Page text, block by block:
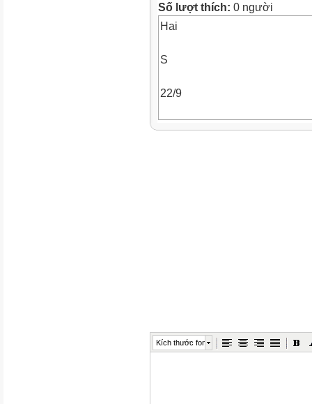
Số lượt thích: 0 người
Hai
S
22/9
Kích thước font